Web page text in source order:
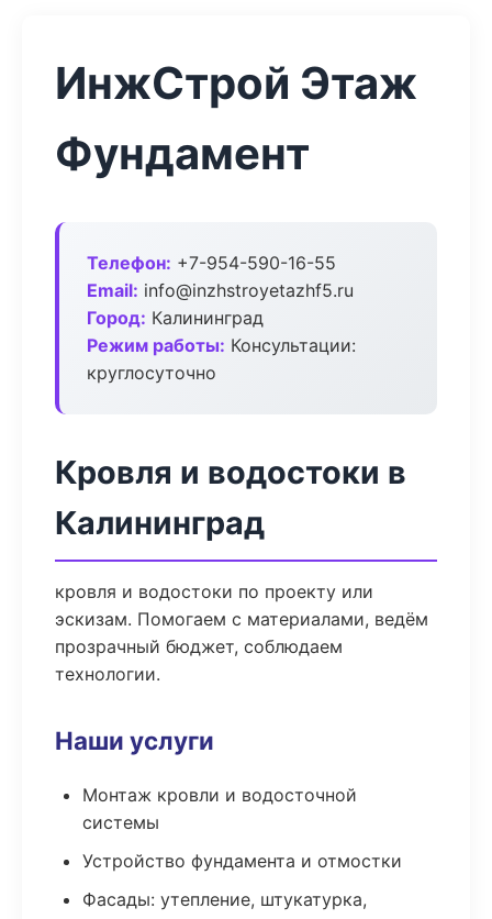
ИнжСтрой Этаж
Фундамент
Телефон: +7-954-590-16-55
Email: info@inzhstroyetazhf5.ru
Город: Калининград
Режим работы: Консультации:
круглосуточно
Кровля и водостоки в
Калининград
кровля и водостоки по проекту или
эскизам. Помогаем с материалами, ведём
прозрачный бюджет, соблюдаем
технологии.
Наши услуги
Монтаж кровли и водосточной
системы
Устройство фундамента и отмостки
Фасады: утепление, штукатурка,